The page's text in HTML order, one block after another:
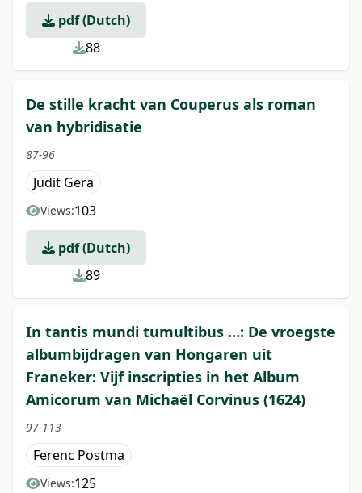
pdf (Dutch)
88
De stille kracht van Couperus als roman
van hybridisatie
87-96
Judit Gera
Views:103
pdf (Dutch)
89
In tantis mundi tumultibus …: De vroegste
albumbijdragen van Hongaren uit
Franeker: Vijf inscripties in het Album
Amicorum van Michaël Corvinus (1624)
97-113
Ferenc Postma
Views:125